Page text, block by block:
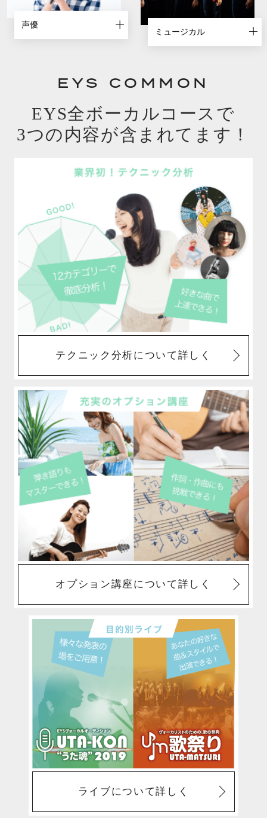
声優
ミュージカル
EYS COMMON
EYS全ボーカルコースで
3つの内容が含まれてます！
テクニック分析について詳しく
オプション講座について詳しく
ライブについて詳しく